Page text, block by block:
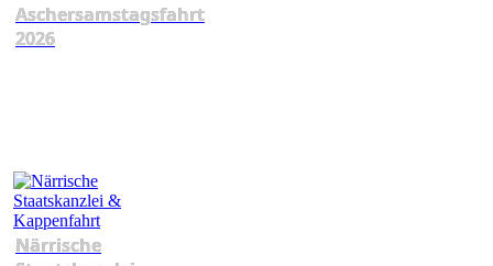
Aschersamstagsfahrt
2026
Närrische